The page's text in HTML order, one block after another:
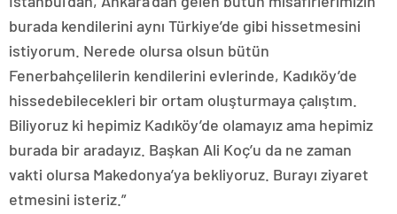
burada kendilerini aynı Türkiye’de gibi hissetmesini
istiyorum. Nerede olursa olsun bütün
Fenerbahçelilerin kendilerini evlerinde, Kadıköy’de
hissedebilecekleri bir ortam oluşturmaya çalıştım.
Biliyoruz ki hepimiz Kadıköy’de olamayız ama hepimiz
burada bir aradayız. Başkan Ali Koç’u da ne zaman
vakti olursa Makedonya’ya bekliyoruz. Burayı ziyaret
etmesini isteriz.”